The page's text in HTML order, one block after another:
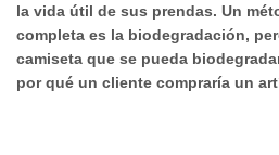
la vida útil de sus prendas. Un
completa es la biodegradación,
camiseta que se pueda
por qué un cliente compraría un